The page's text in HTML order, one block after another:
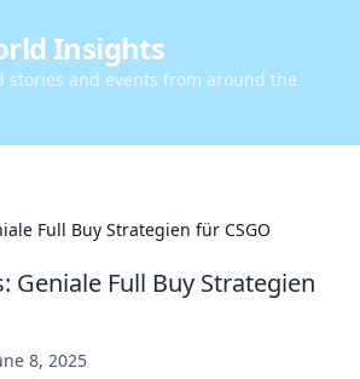
Insights
stories and events from around the
Full Buy Strategien für CSGO
Geniale Full Buy Strategien
8, 2025